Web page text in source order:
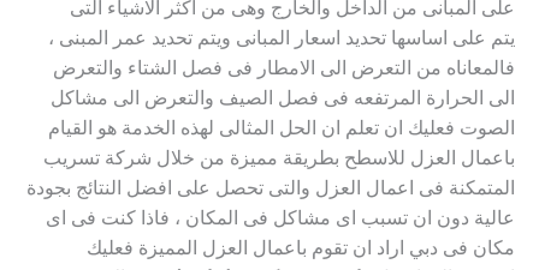
على المبانى من الداخل والخارج وهى من اكثر الاشياء التى
يتم على اساسها تحديد اسعار المبانى ويتم تحديد عمر المبنى ،
فالمعاناه من التعرض الى الامطار فى فصل الشتاء والتعرض
الى الحرارة المرتفعه فى فصل الصيف والتعرض الى مشاكل
الصوت فعليك ان تعلم ان الحل المثالى لهذه الخدمة هو القيام
باعمال العزل للاسطح بطريقة مميزة من خلال شركة تسريب
المتمكنة فى اعمال العزل والتى تحصل على افضل النتائج بجودة
عالية دون ان تسبب اى مشاكل فى المكان ، فاذا كنت فى اى
مكان فى دبي اراد ان تقوم باعمال العزل المميزة فعليك